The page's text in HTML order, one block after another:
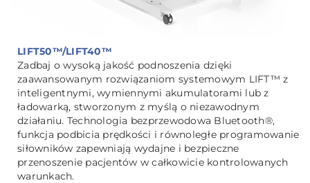
LIFT50™/LIFT40™
Zadbaj o wysoką jakość podnoszenia dzięki
zaawansowanym rozwiązaniom systemowym LIFT™ z
inteligentnymi, wymiennymi akumulatorami lub z
ładowarką, stworzonym z myślą o niezawodnym
działaniu. Technologia bezprzewodowa Bluetooth®️,
funkcja podbicia prędkości i równoległe programowanie
siłowników zapewniają wydajne i bezpieczne
przenoszenie pacjentów w całkowicie kontrolowanych
warunkach.